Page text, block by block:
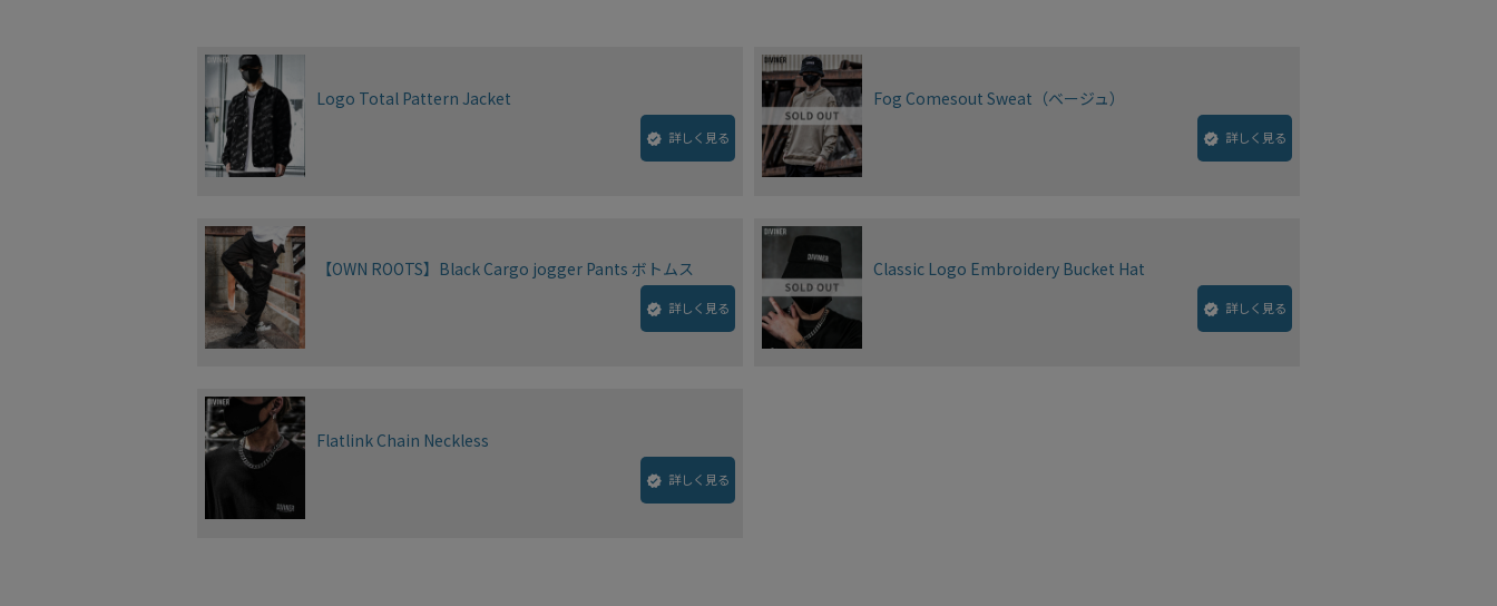
Logo Total Pattern Jacket
詳しく見る
Fog Comesout Sweat（ベージュ）
詳しく見る
【OWN ROOTS】Black Cargo jogger Pants ボトムス
詳しく見る
Classic Logo Embroidery Bucket Hat
詳しく見る
Flatlink Chain Neckless
詳しく見る